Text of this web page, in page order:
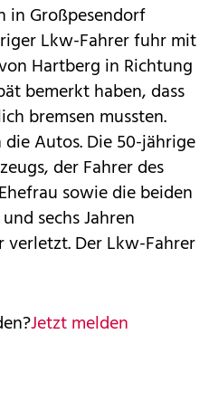
in Großpesendorf
Lkw-Fahrer fuhr mit
Hartberg in Richtung
bemerkt haben, dass
bremsen mussten.
Autos. Die 50-jährige
der Fahrer des
sowie die beiden
sechs Jahren
Der Lkw-Fahrer
Jetzt melden